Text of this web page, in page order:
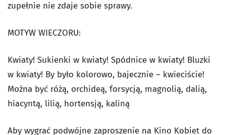
zupełnie nie zdaje sobie sprawy.
MOTYW WIECZORU:
Kwiaty! Sukienki w kwiaty! Spódnice w kwiaty! Bluzki
w kwiaty! By było kolorowo, bajecznie – kwieciście!
Można być różą, orchideą, forsycją, magnolią, dalią,
hiacyntą, lilią, hortensją, kaliną
Aby wygrać podwójne zaproszenie na Kino Kobiet do